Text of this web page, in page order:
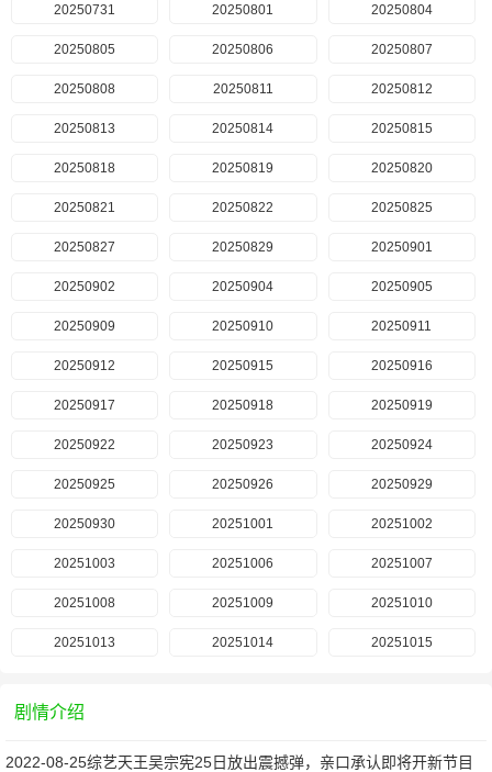
20250731 20250801 20250804
20250805 20250806 20250807
20250808 20250811 20250812
20250813 20250814 20250815
20250818 20250819 20250820
20250821 20250822 20250825
20250827 20250829 20250901
20250902 20250904 20250905
20250909 20250910 20250911
20250912 20250915 20250916
20250917 20250918 20250919
20250922 20250923 20250924
20250925 20250926 20250929
20250930 20251001 20251002
20251003 20251006 20251007
20251008 20251009 20251010
20251013 20251014 20251015
剧情介绍
2022-08-25综艺天王吴宗宪25日放出震撼弹，亲口承认即将开新节目